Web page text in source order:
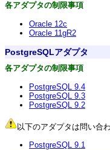
各アダプタの制限事項
Oracle 12c
Oracle 11gR2
PostgreSQLアダプタ
各アダプタの制限事項
PostgreSQL 9.4
PostgreSQL 9.3
PostgreSQL 9.2
以下のアダプタは問い合
PostgreSQL 9.1